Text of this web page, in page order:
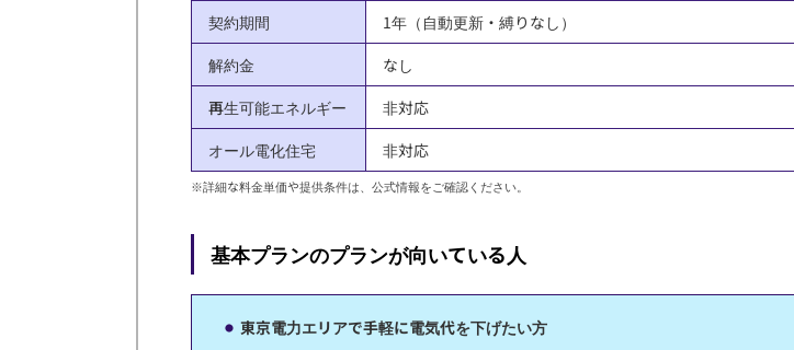
契約期間
1年（自動更新・縛りなし）
解約金
なし
再生可能エネルギー
非対応
オール電化住宅
非対応
※詳細な料金単価や提供条件は、公式情報をご確認ください。
基本プランのプランが向いている人
東京電力エリアで手軽に電気代を下げたい方